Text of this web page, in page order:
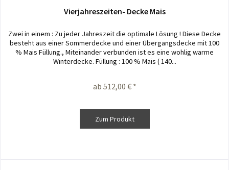
Vierjahreszeiten- Decke Mais
Zwei in einem : Zu jeder Jahreszeit die optimale Lösung ! Diese Decke
besteht aus einer Sommerdecke und einer Übergangsdecke mit 100
% Mais Füllung., Miteinander verbunden ist es eine wohlig warme
Winterdecke. Füllung : 100 % Mais ( 140...
ab 512,00 € *
Zum Produkt